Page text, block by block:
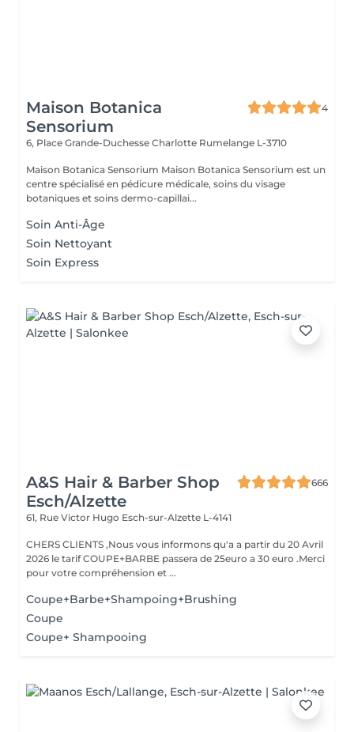
Maison Botanica
Sensorium
4
6, Place Grande-Duchesse Charlotte Rumelange L-3710
Maison Botanica Sensorium Maison Botanica Sensorium est un
centre spécialisé en pédicure médicale, soins du visage
botaniques et soins dermo-capillai...
Soin Anti-Âge
Soin Nettoyant
Soin Express
A&S Hair & Barber Shop
Esch/Alzette
666
61, Rue Victor Hugo Esch-sur-Alzette L-4141
CHERS CLIENTS ,Nous vous informons qu'a a partir du 20 Avril
2026 le tarif COUPE+BARBE passera de 25euro a 30 euro .Merci
pour votre compréhension et ...
Coupe+Barbe+Shampoing+Brushing
Coupe
Coupe+ Shampooing